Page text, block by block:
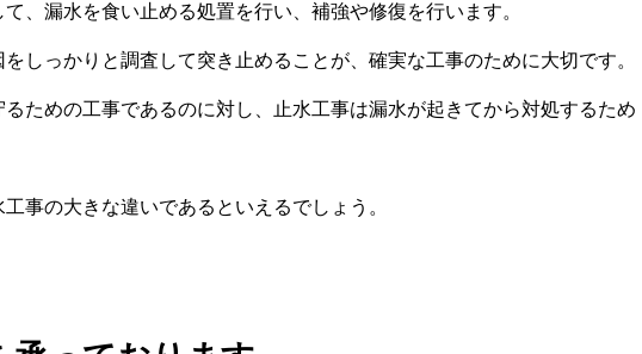
、漏水を食い止める処置を行い、補強や修復を行います。
しっかりと調査して突き止めることが、確実な工事のために大切です。
ための工事であるのに対し、止水工事は漏水が起きてから対処するため
事の大きな違いであるといえるでしょう。